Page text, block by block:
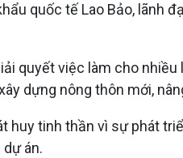
quốc tế Lao Bảo, lãnh
quyết việc làm cho
dựng nông thôn mới,
tinh thần vì sự phát
án.